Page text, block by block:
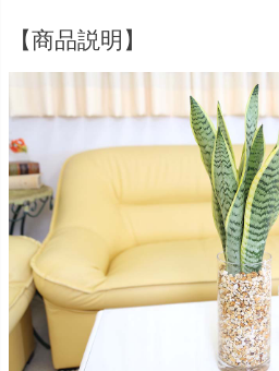
【商品説明】